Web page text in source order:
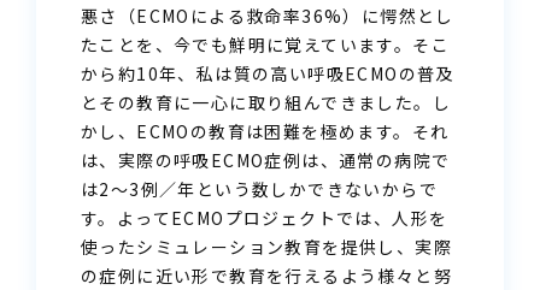
悪さ（ECMOによる救命率36%）に愕然とし
たことを、今でも鮮明に覚えています。そこ
から約10年、私は質の高い呼吸ECMOの普及
とその教育に一心に取り組んできました。し
かし、ECMOの教育は困難を極めます。それ
は、実際の呼吸ECMO症例は、通常の病院で
は2〜3例／年という数しかできないからで
す。よってECMOプロジェクトでは、人形を
使ったシミュレーション教育を提供し、実際
の症例に近い形で教育を行えるよう様々と努